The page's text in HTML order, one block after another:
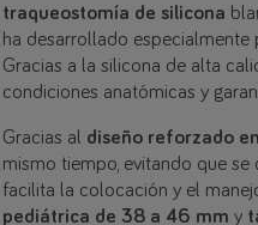
traqueostomía de silicona
ha desarrollado especialmente
Gracias a la silicona de alta
condiciones anatómicas y
Gracias al diseño reforzado
mismo tiempo, evitando que se
facilita la colocación y el
pediátrica de 38 a 46 mm y